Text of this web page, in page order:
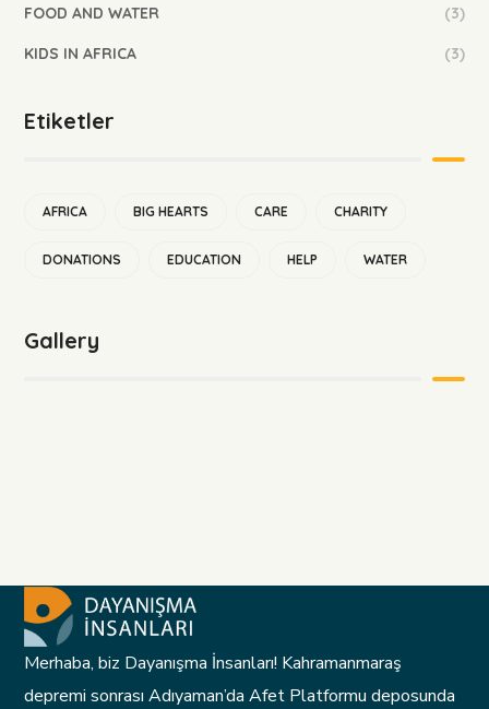
FOOD AND WATER (3)
KIDS IN AFRICA (3)
Etiketler
AFRICA BIG HEARTS CARE CHARITY
DONATIONS EDUCATION HELP WATER
Gallery
Merhaba, biz Dayanışma İnsanları! Kahramanmaraş
depremi sonrası Adıyaman’da Afet Platformu deposunda